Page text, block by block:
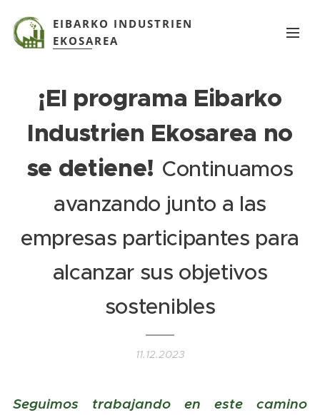
EIBARKO INDUSTRIEN
EKOSAREA
¡El programa Eibarko
Industrien Ekosarea no
se detiene! Continuamos
avanzando junto a las
empresas participantes para
alcanzar sus objetivos
sostenibles
11.12.2023
Seguimos trabajando en este camino